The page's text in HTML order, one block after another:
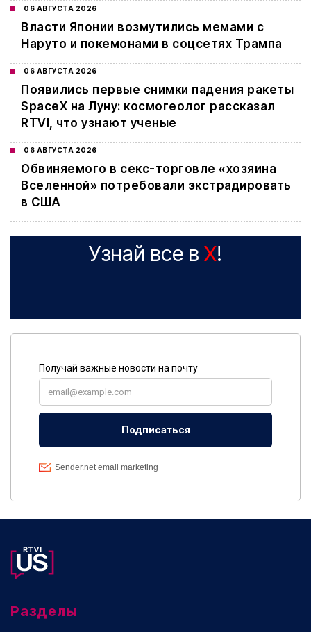
06 АВГУСТА 2026
Власти Японии возмутились мемами с
Наруто и покемонами в соцсетях Трампа
06 АВГУСТА 2026
Появились первые снимки падения ракеты
SpaceX на Луну: космогеолог рассказал
RTVI, что узнают ученые
06 АВГУСТА 2026
Обвиняемого в секс-торговле «хозяина
Вселенной» потребовали экстрадировать
в США
Узнай все в X!
Разделы